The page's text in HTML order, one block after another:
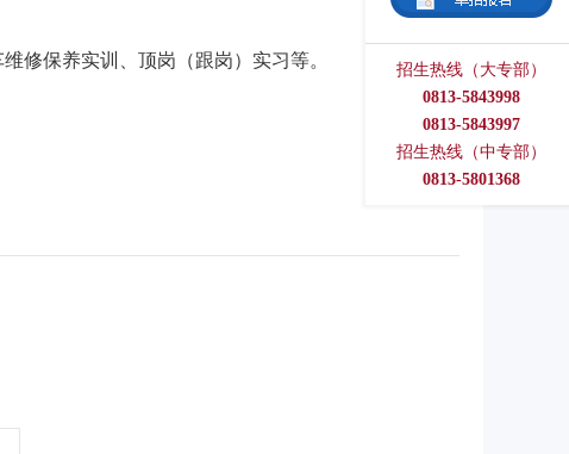
修保养实训、顶岗（跟岗）实习等。
招生热线（大专部）
0813-5843998
0813-5843997
招生热线（中专部）
0813-5801368